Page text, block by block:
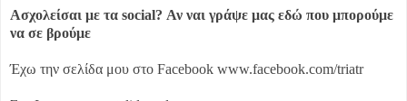
Ασχολείσαι με τα social? Αν ναι γράψε μας εδώ που μπορούμε
να σε βρούμε
Έχω την σελίδα μου στο Facebook www.facebook.com/triatr